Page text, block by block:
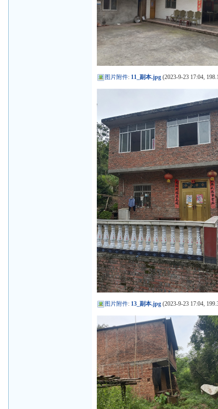
图片附件: 11_副本.jpg (2023-9-23 17:04,
图片附件: 13_副本.jpg (2023-9-23 17:04,